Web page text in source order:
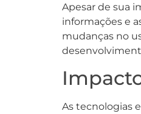
Apesar de sua
informações e
mudanças no
As tecnologias